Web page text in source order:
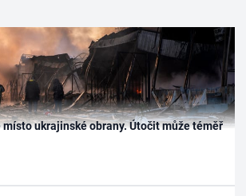
místo ukrajinské obrany. Útočit může téměř